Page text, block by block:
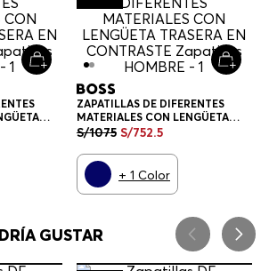
PIQUÉ
GORRA EN SARGA DE ALGODÓN
CON DETALLE DE LOGO GORRA
HOMBRE
S/319 S/223.3
GUSTAR
-30%
New in